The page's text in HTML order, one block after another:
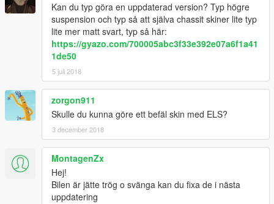
Kan du typ göra en uppdaterad version? Typ högre
suspension och typ så att själva chassit skiner lite typ
lite mer matt svart, typ så här:
https://gyazo.com/700005abc3f33e392e07a6f1a41
1de50
5 juli 2018
zorgon911
Skulle du kunna göre ett befäl skin med ELS?
3 december 2018
MontagenZx
Hej!
Bilen är jätte trög o svänga kan du fixa de i nästa
uppdatering